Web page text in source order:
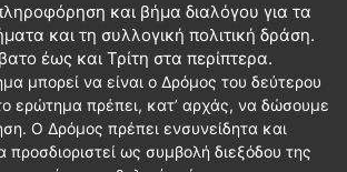
και βήμα διαλόγου για τα
και τη συλλογική πολιτική δράση.
έως και Τρίτη στα περίπτερα.
μπορεί να είναι ο Δρόμος του δεύτερου
ερώτημα πρέπει, κατ’ αρχάς, να δώσουμε
Ο Δρόμος πρέπει ενσυνείδητα και
προσδιοριστεί ως συμβολή διεξόδου της